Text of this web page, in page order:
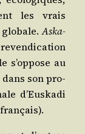
les vrais
glo­bale.Aska­
s’op­pose au
son pro­
d’Eus­ka­di